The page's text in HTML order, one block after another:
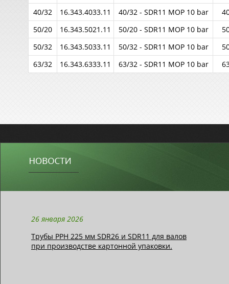
40/32
16.343.4033.11 40/32 - SDR11 MOP 10 bar
50/20
16.343.5021.11 50/20 - SDR11 MOP 10 bar
50/32
16.343.5033.11 50/32 - SDR11 MOP 10 bar
63/32
16.343.6333.11 63/32 - SDR11 MOP 10 bar
26 января 2026
Трубы РРН 225 мм SDR26 и SDR11 для валов
при производстве картонной упаковки.